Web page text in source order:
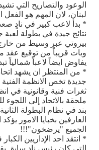
الوعود والتصاريح التي
لبنان، لان المهم هو
* بدأ لاعب كبير في نادٍ
نتائج جيدة في بطولة
بيروتي عبر وسيط من خارج
وبات قريباً من توقيع عقد
يفاوض ايضاً لاعباً
* من المنتظر ان يشهد
جديدة تخص الانظمة
ثغرات فنية وقانونية في
ملحقة بالاتحاد إلى
بند في نظام البطولة
العارفين بخبايا الامور
الجميع "يرضخون"!!!
* انتقد احد الإداريين
التي كان رئيس نادٍ سابق